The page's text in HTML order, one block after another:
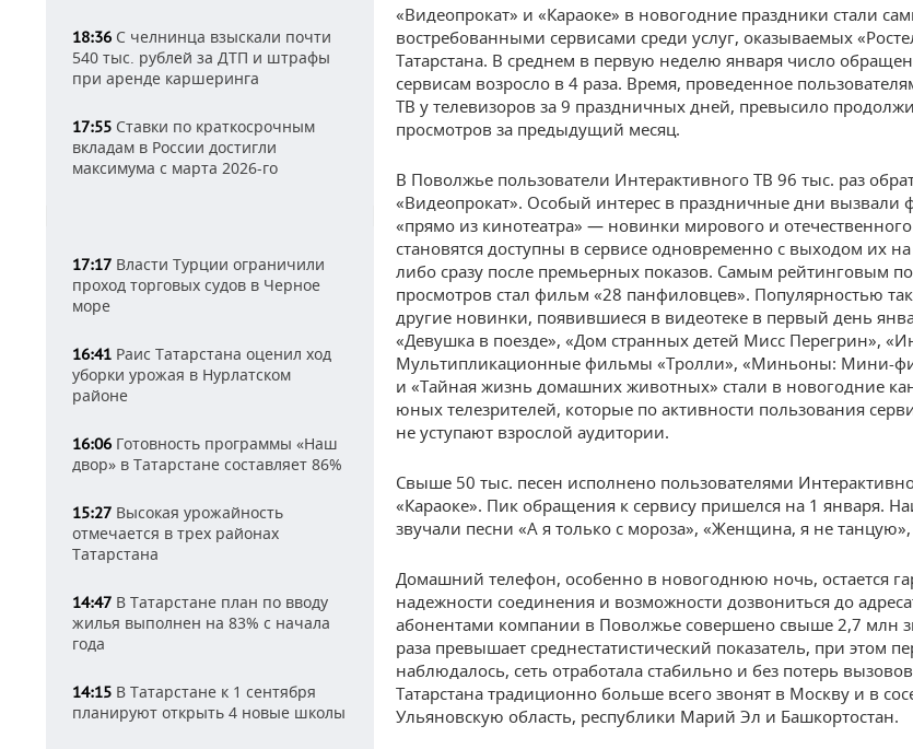
18:36 С челнинца взыскали почти
540 тыс. рублей за ДТП и штрафы
при аренде каршеринга
17:55 Ставки по краткосрочным
вкладам в России достигли
максимума с марта 2026-го
17:17 Власти Турции ограничили
проход торговых судов в Черное
море
16:41 Раис Татарстана оценил ход
уборки урожая в Нурлатском
районе
16:06 Готовность программы «Наш
двор» в Татарстане составляет 86%
15:27 Высокая урожайность
отмечается в трех районах
Татарстана
14:47 В Татарстане план по вводу
жилья выполнен на 83% с начала
года
14:15 В Татарстане к 1 сентября
планируют открыть 4 новые школы
«Видеопрокат» и «Караоке» в новогодние праздники стали
востребованными сервисами среди услуг, оказываемых
Татарстана. В среднем в первую неделю января число
сервисам возросло в 4 раза. Время, проведенное
ТВ у телевизоров за 9 праздничных дней, превысило
просмотров за предыдущий месяц.
В Поволжье пользователи Интерактивного ТВ 96 тыс. раз
«Видеопрокат». Особый интерес в праздничные дни вызвали
«прямо из кинотеатра» — новинки мирового и
становятся доступны в сервисе одновременно с выходом их
либо сразу после премьерных показов. Самым рейтинговым
просмотров стал фильм «28 панфиловцев». Популярностью
другие новинки, появившиеся в видеотеке в первый день
«Девушка в поезде», «Дом странных детей Мисс Перегрин»,
Мультипликационные фильмы «Тролли», «Миньоны: Мини-
и «Тайная жизнь домашних животных» стали в новогодние
юных телезрителей, которые по активности пользования
не уступают взрослой аудитории.
Свыше 50 тыс. песен исполнено пользователями
«Караоке». Пик обращения к сервису пришелся на 1 января.
звучали песни «А я только с мороза», «Женщина, я не танцую»,
Домашний телефон, особенно в новогоднюю ночь, остается
надежности соединения и возможности дозвониться до
абонентами компании в Поволжье совершено свыше 2,7 млн
раза превышает среднестатистический показатель, при этом
наблюдалось, сеть отработала стабильно и без потерь
Татарстана традиционно больше всего звонят в Москву и в
Ульяновскую область, республики Марий Эл и Башкортостан.